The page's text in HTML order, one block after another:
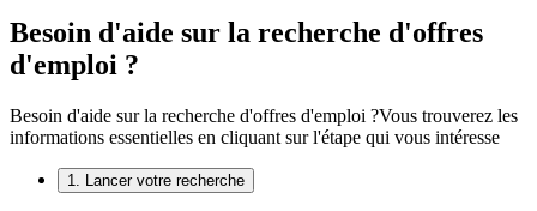
Besoin d'aide sur la recherche d'offres
d'emploi ?
Besoin d'aide sur la recherche d'offres d'emploi ?Vous trouverez les
informations essentielles en cliquant sur l'étape qui vous intéresse
1. Lancer votre recherche